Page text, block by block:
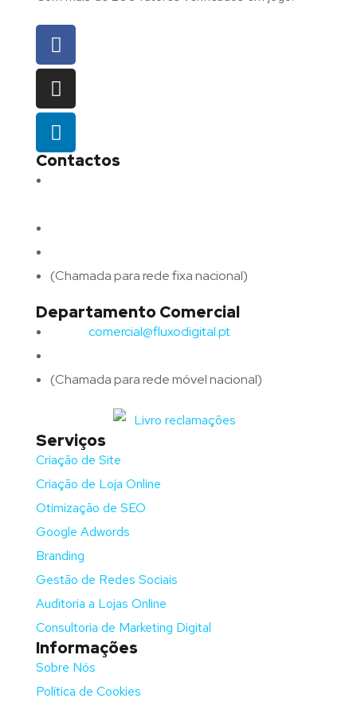
Contactos
(Chamada para rede fixa nacional)
Departamento Comercial
comercial@fluxodigital.pt
(Chamada para rede móvel nacional)
Serviços
Criação de Site
Criação de Loja Online
Otimização de SEO
Google Adwords
Branding
Gestão de Redes Sociais
Auditoria a Lojas Online
Consultoria de Marketing Digital
Informações
Sobre Nós
Política de Cookies